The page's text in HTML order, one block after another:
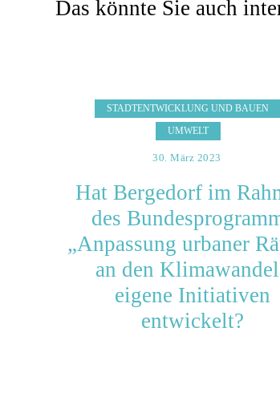
Das könnte Sie auch
STADTENTWICKLUNG UND BAUEN
UMWELT
30. März 2023
Hat Bergedorf im
des
„Anpassung urbaner
an den
eigene Initiativen
entwickelt?